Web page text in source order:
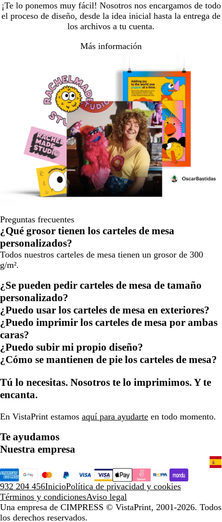
¡Te lo ponemos muy fácil! Nosotros nos encargamos de todo
el proceso de diseño, desde la idea inicial hasta la entrega de
los archivos a tu cuenta.
Más información
Preguntas frecuentes
¿Qué grosor tienen los carteles de mesa
personalizados?
Todos nuestros carteles de mesa tienen un grosor de 300
g/m².
¿Se pueden pedir carteles de mesa de tamaño
personalizado?
¿Puedo usar los carteles de mesa en exteriores?
¿Puedo imprimir los carteles de mesa por ambas
caras?
¿Puedo subir mi propio diseño?
¿Cómo se mantienen de pie los carteles de mesa?
Tú lo necesitas. Nosotros te lo imprimimos. Y te
encanta.
En VistaPrint estamos aquí para ayudarte en todo momento.
Te ayudamos
Nuestra empresa
932 204 456InicioPolítica de privacidad y cookies
Términos y condicionesAviso legal
Una empresa de CIMPRESS © VistaPrint, 2001-2026. Todos
los derechos reservados.